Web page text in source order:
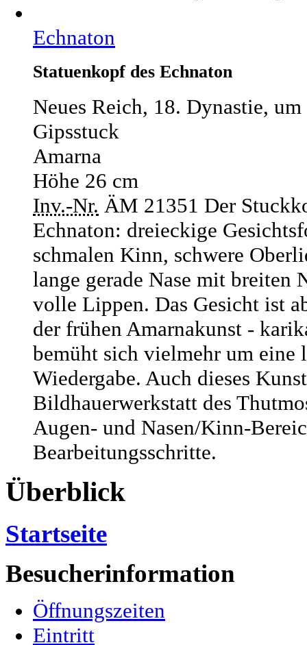
Echnaton
Statuenkopf des Echnaton
Neues Reich, 18. Dynastie,
Gipsstuck
Amarna
Höhe 26 cm
Inv.-Nr. ÄM 21351 Der
Echnaton: dreieckige
schmalen Kinn, schwere
lange gerade Nase mit breiten
volle Lippen. Das Gesicht ist
der frühen Amarnakunst -
bemüht sich vielmehr um eine
Wiedergabe. Auch dieses
Bildhauerwerkstatt des
Augen- und Nasen/Kinn-
Bearbeitungsschritte.
Überblick
Startseite
Besucherinformation
Öffnungszeiten
Eintritt